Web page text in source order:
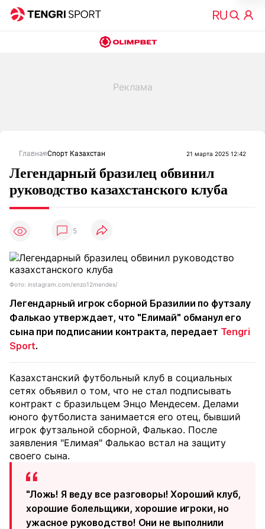
ГлавнаяСпорт Казахстан 21 марта 2025 12:42
Легендарный бразилец обвинил
руководство казахстанского клуба
5
Фото: instagram.com/enzo12mendes/
Легендарный игрок сборной Бразилии по футзалу
Фалькао утверждает, что "Елимай" обманул его
сына при подписании контракта, передает Tengri
Sport.
Казахстанский футбольный клуб в социальных
сетях объявил о том, что не стал подписывать
контракт с бразильцем Энцо Мендесем. Делами
юного футболиста занимается его отец, бывший
игрок футзальной сборной, Фалькао. После
заявления "Елимая" Фалькао встал на защиту
своего сына.
"Ложь! Я веду все разговоры! Хороший клуб,
хорошие болельщики, хорошие игроки, но
ужасное руководство! Они не выполнили